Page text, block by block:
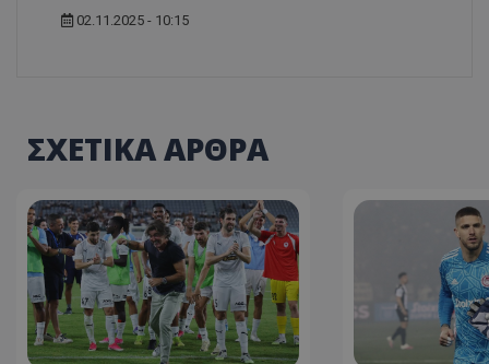
02.11.2025 - 10:15
ΣΧΕΤΙΚΑ ΑΡΘΡΑ